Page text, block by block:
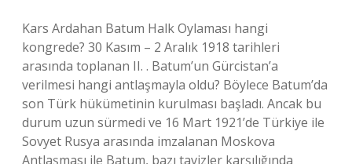
Kars Ardahan Batum Halk Oylaması hangi
kongrede? 30 Kasım – 2 Aralık 1918 tarihleri ​​
arasında toplanan II. . Batum’un Gürcistan’a
verilmesi hangi antlaşmayla oldu? Böylece Batum’da
son Türk hükümetinin kurulması başladı. Ancak bu
durum uzun sürmedi ve 16 Mart 1921’de Türkiye ile
Sovyet Rusya arasında imzalanan Moskova
Antlaşması ile Batum, bazı tavizler karşılığında